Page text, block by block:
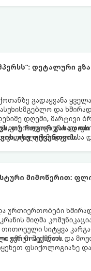
დეტალური
გადაყვანა
და
დღეში, მარტივი
ფიზიოლოგიური და
მიდგომასა
თუ როგორ გახადოთ
ისე თქვენთვის.
მიმოწერით:
ურთიერთობები
მიღმა
სიტყვა
იმიჯი შექმნათ.
ვერ მოაცილოს და
ფსიქოლოგიაზე